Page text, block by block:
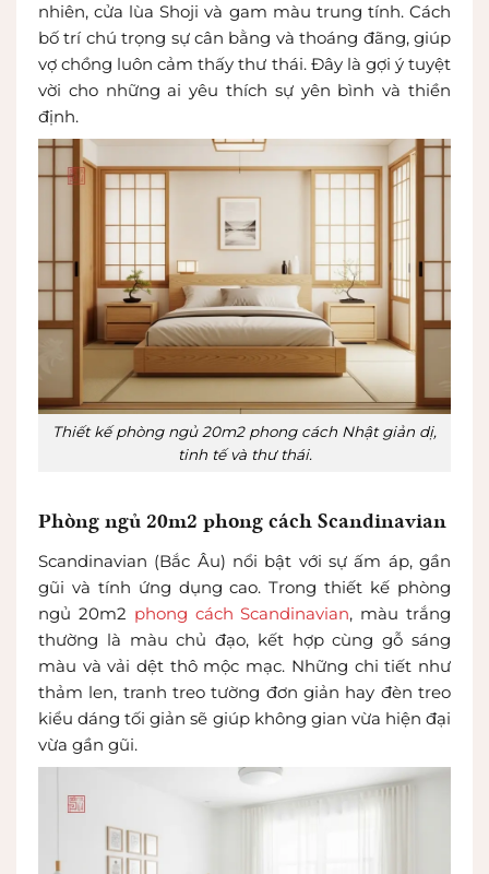
nhiên, cửa lùa Shoji và gam màu trung tính. Cách
bố trí chú trọng sự cân bằng và thoáng đãng, giúp
vợ chồng luôn cảm thấy thư thái. Đây là gợi ý tuyệt
vời cho những ai yêu thích sự yên bình và thiền
định.
Thiết kế phòng ngủ 20m2 phong cách Nhật giản dị,
tinh tế và thư thái.
Phòng ngủ 20m2 phong cách Scandinavian
Scandinavian (Bắc Âu) nổi bật với sự ấm áp, gần
gũi và tính ứng dụng cao. Trong thiết kế phòng
ngủ 20m2 phong cách Scandinavian, màu trắng
thường là màu chủ đạo, kết hợp cùng gỗ sáng
màu và vải dệt thô mộc mạc. Những chi tiết như
thảm len, tranh treo tường đơn giản hay đèn treo
kiểu dáng tối giản sẽ giúp không gian vừa hiện đại
vừa gần gũi.